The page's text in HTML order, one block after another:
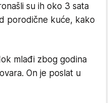
su ih oko 3 sata
porodične kuće, kako
mlađi zbog godina
On je poslat u